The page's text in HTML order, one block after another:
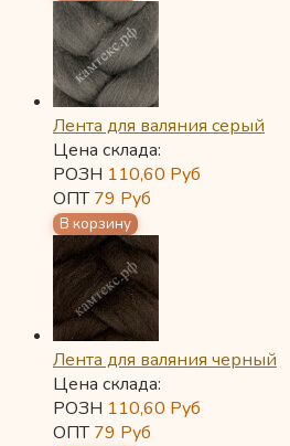
Лента для валяния серый
Цена склада:
РОЗН 110,60 Руб
ОПТ79 Руб
Лента для валяния черный
Цена склада:
РОЗН 110,60 Руб
ОПТ79 Руб